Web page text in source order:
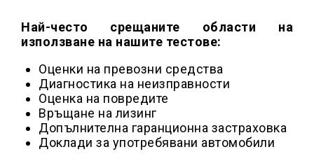
Най-често срещаните области на
използване на нашите тестове:
Оценки на превозни средства
Диагностика на неизправности
Оценка на повредите
Връщане на лизинг
Допълнителна гаранционна застраховка
Доклади за употребявани автомобили